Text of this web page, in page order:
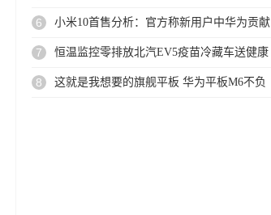
6 小米10首售分析：官方称新用户中华为贡献
最
7 恒温监控零排放北汽EV5疫苗冷藏车送健康
8 这就是我想要的旗舰平板 华为平板M6不负